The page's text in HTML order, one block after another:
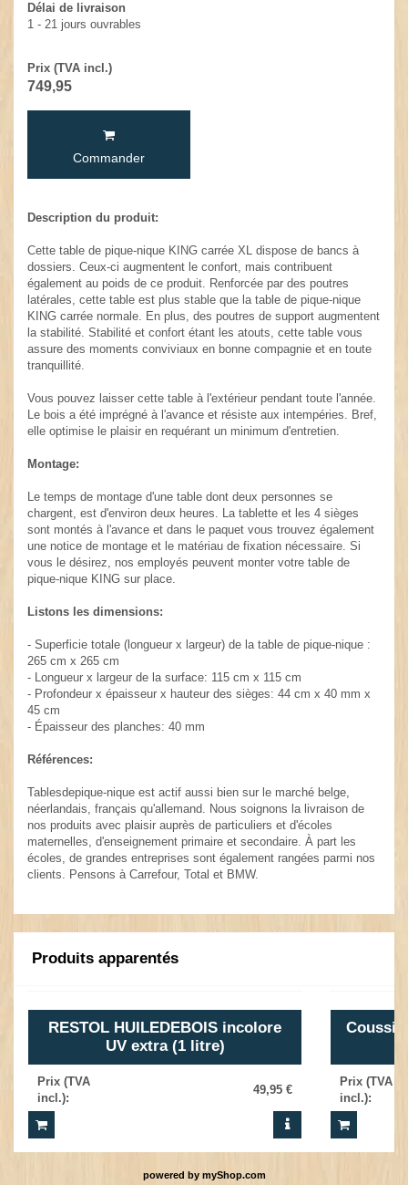
Délai de livraison
1 - 21 jours ouvrables
Prix (TVA incl.)
749,95
Commander
Description du produit:
Cette table de pique-nique KING carrée XL dispose de bancs à
dossiers. Ceux-ci augmentent le confort, mais contribuent
également au poids de ce produit. Renforcée par des poutres
latérales, cette table est plus stable que la table de pique-nique
KING carrée normale. En plus, des poutres de support augmentent
la stabilité. Stabilité et confort étant les atouts, cette table vous
assure des moments conviviaux en bonne compagnie et en toute
tranquillité.
Vous pouvez laisser cette table à l'extérieur pendant toute l'année.
Le bois a été imprégné à l'avance et résiste aux intempéries. Bref,
elle optimise le plaisir en requérant un minimum d'entretien.
Montage:
Le temps de montage d'une table dont deux personnes se
chargent, est d'environ deux heures. La tablette et les 4 sièges
sont montés à l'avance et dans le paquet vous trouvez également
une notice de montage et le matériau de fixation nécessaire. Si
vous le désirez, nos employés peuvent monter votre table de
pique-nique KING sur place.
Listons les dimensions:
- Superficie totale (longueur x largeur) de la table de pique-nique :
265 cm x 265 cm
- Longueur x largeur de la surface: 115 cm x 115 cm
- Profondeur x épaisseur x hauteur des sièges: 44 cm x 40 mm x
45 cm
- Épaisseur des planches: 40 mm
Références:
Tablesdepique-nique est actif aussi bien sur le marché belge,
néerlandais, français qu'allemand. Nous soignons la livraison de
nos produits avec plaisir auprès de particuliers et d'écoles
maternelles, d'enseignement primaire et secondaire. À part les
écoles, de grandes entreprises sont également rangées parmi nos
clients. Pensons à Carrefour, Total et BMW.
Produits apparentés
RESTOL HUILEDEBOIS incolore
UV extra (1 litre)
Prix (TVA
incl.):
49,95 €
Prix (TVA
incl.):
powered by myShop.com